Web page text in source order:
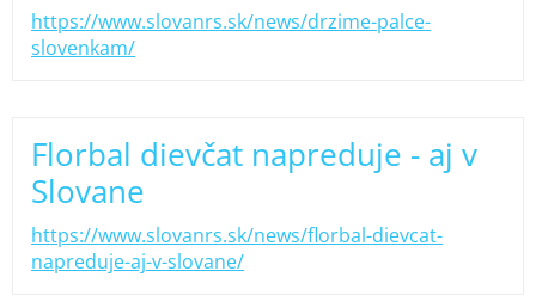
https://www.slovanrs.sk/news/drzime-palce-
slovenkam/
Florbal dievčat napreduje - aj v
Slovane
https://www.slovanrs.sk/news/florbal-dievcat-
napreduje-aj-v-slovane/